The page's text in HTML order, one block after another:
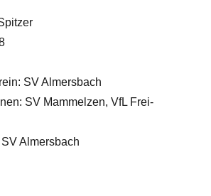
SV Almersbach
SV Mammelzen, VfL Frei-
Almersbach